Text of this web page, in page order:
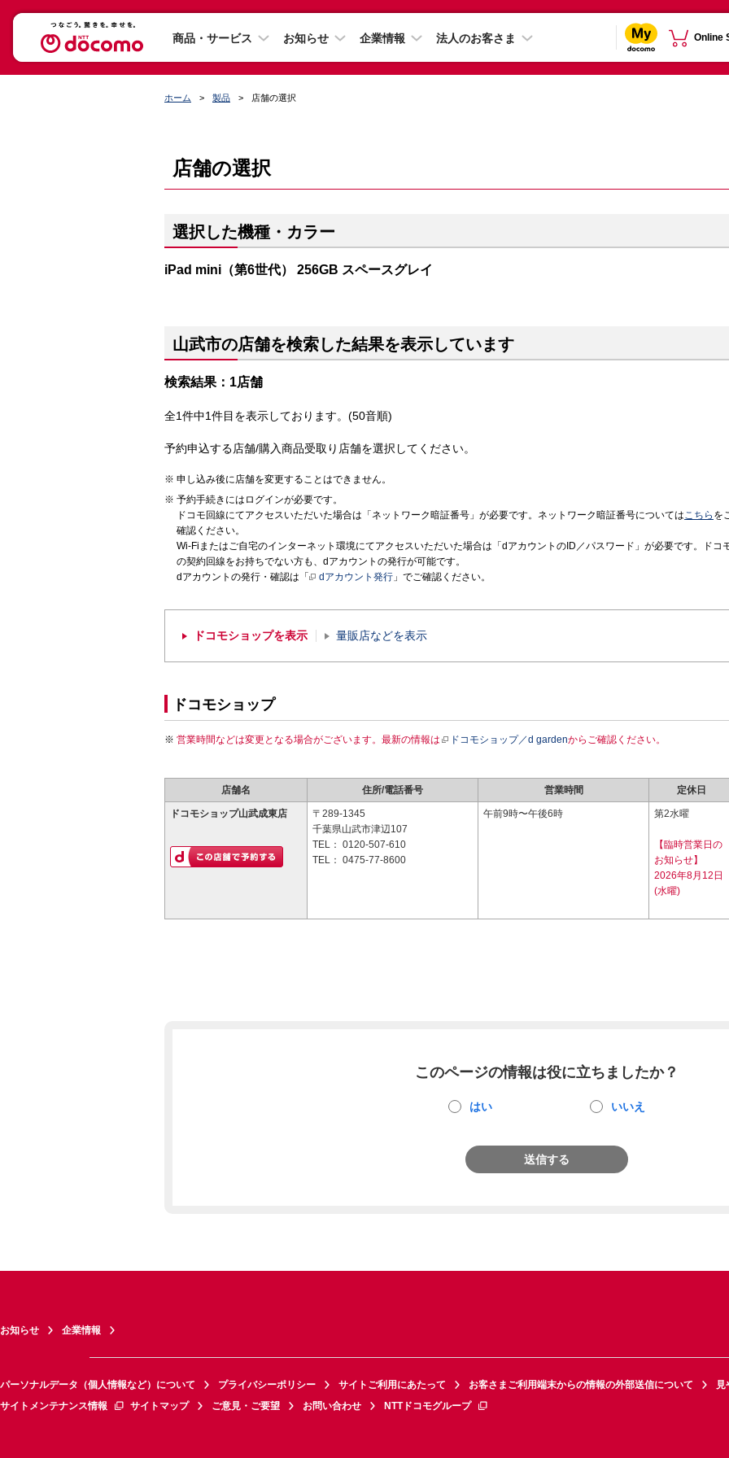
商品・サービス お知らせ 企業情報 法人のお客さま Online
ホーム 製品 店舗の選択
店舗の選択
選択した機種・カラー
iPad mini（第6世代） 256GB スペースグレイ
山武市の店舗を検索した結果を表示しています
検索結果：1店舗
全1件中1件目を表示しております。(50音順)
予約申込する店舗/購入商品受取り店舗を選択してください。
申し込み後に店舗を変更することはできません。
予約手続きにはログインが必要です。
ドコモ回線にてアクセスいただいた場合は「ネットワーク暗証番号」が必要です。ネットワーク暗証番号についてはこちら を
確認ください。
Wi-Fiまたはご自宅のインターネット環境にてアクセスいただいた場合は「dアカウントのID／パスワード」が必要です。ドコ
の契約回線をお持ちでない方も、dアカウントの発行が可能です。
dアカウントの発行・確認は「
dアカウント発行 」でご確認ください。
ドコモショップを表示 量販店などを表示
ドコモショップ
営業時間などは変更となる場合がございます。最新の情報は ドコモショップ／d gardenからご確認ください。
店舗名 住所/電話番号 営業時間 定休日
ドコモショップ山武成東店
〒289-1345
千葉県山武市津辺107
TEL： 0120-507-610
TEL： 0475-77-8600
午前9時〜午後6時 第2水曜
【臨時営業日の
お知らせ】
2026年8月12日
(水曜)
このページの情報は役に立ちましたか？
はい いいえ
送信する
お知らせ 企業情報
パーソナルデータ（個人情報など）について プライバシーポリシー サイトご利用にあたって お客さまご利用端末からの情報の外部送信について
見
サイトメンテナンス情報
サイトマップ ご意見・ご要望 お問い合わせ NTTドコモグループ